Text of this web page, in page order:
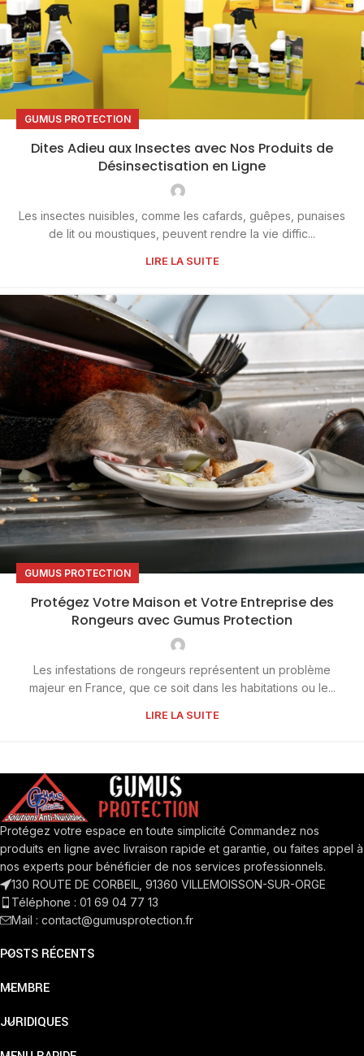
GUMUS PROTECTION
Dites Adieu aux Insectes avec Nos Produits de
Désinsectisation en Ligne
Les insectes nuisibles, comme les cafards, guêpes, punaises
de lit ou moustiques, peuvent rendre la vie diffic...
LIRE LA SUITE
GUMUS PROTECTION
Protégez Votre Maison et Votre Entreprise des
Rongeurs avec Gumus Protection
Les infestations de rongeurs représentent un problème
majeur en France, que ce soit dans les habitations ou le...
LIRE LA SUITE
Protégez votre espace en toute simplicité Commandez nos
produits en ligne avec livraison rapide et garantie, ou faites appel à
nos experts pour bénéficier de nos services professionnels.
130 ROUTE DE CORBEIL, 91360 VILLEMOISSON-SUR-ORGE
Téléphone : 01 69 04 77 13
Mail : contact@gumusprotection.fr
POSTS RÉCENTS
MEMBRE
JURIDIQUES